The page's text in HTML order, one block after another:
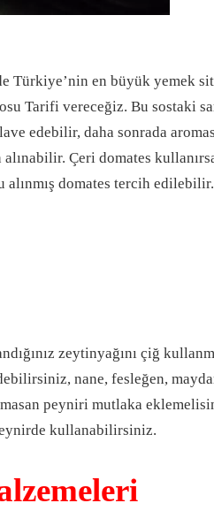
Türkiye’nin en büyük yemek
Tarifi vereceğiz. Bu sostaki
edebilir, daha sonrada
Çeri domates
alınmış domates tercih edilebilir.
zeytinyağını çiğ
nane, fesleğen,
peyniri mutlaka
kullanabilirsiniz.